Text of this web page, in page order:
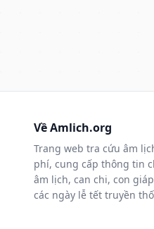
Về Amlich.org
Trang web tra cứu âm
phí, cung cấp thông tin
âm lịch, can chi, con
các ngày lễ tết truyền